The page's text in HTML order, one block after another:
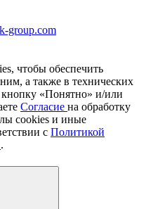
group.com
чтобы обеспечить
а также в технических
«Понятно» и/или
Согласие на обработку
cookies и иные
с Политикой
.